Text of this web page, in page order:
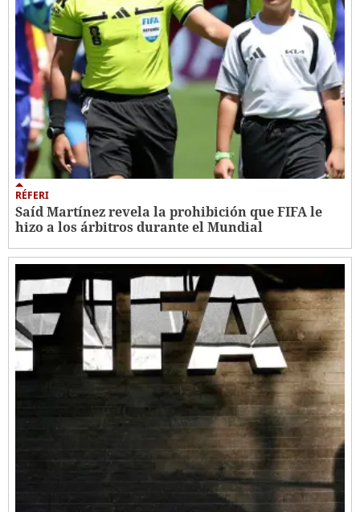
RÉFERI
Saíd Martínez revela la prohibición que FIFA le
hizo a los árbitros durante el Mundial